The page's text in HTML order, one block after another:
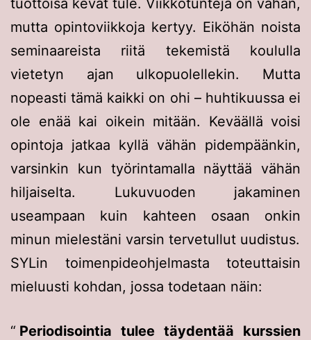
mutta opintoviikkoja kertyy. Eiköhän noista
seminaareista riitä tekemistä koululla
vietetyn ajan ulkopuolellekin. Mutta
nopeasti tämä kaikki on ohi – huhtikuussa ei
ole enää kai oikein mitään. Keväällä voisi
opintoja jatkaa kyllä vähän pidempäänkin,
varsinkin kun työrintamalla näyttää vähän
hiljaiselta. Lukuvuoden jakaminen
useampaan kuin kahteen osaan onkin
minun mielestäni varsin tervetullut uudistus.
SYLin toimenpideohjelmasta toteuttaisin
mieluusti kohdan, jossa todetaan näin:
Periodisointia tulee täydentää kurssien